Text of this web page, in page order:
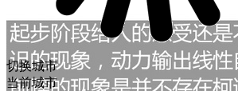
切换城市
当前城市